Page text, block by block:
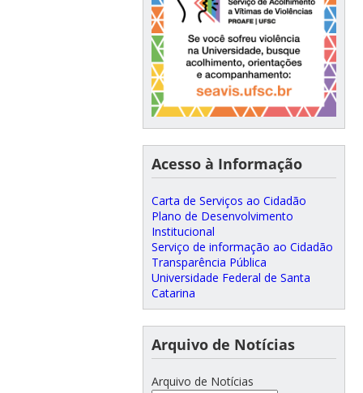
Acesso à Informação
Carta de Serviços ao Cidadão
Plano de Desenvolvimento
Institucional
Serviço de informação ao Cidadão
Transparência Pública
Universidade Federal de Santa
Catarina
Arquivo de Notícias
Arquivo de Notícias